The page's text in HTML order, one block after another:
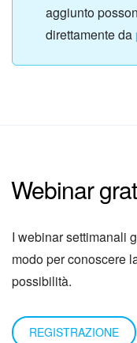
aggiunto
direttamente da
Webinar
I webinar settimanali
modo per conoscere
possibilità.
REGISTRAZIONE